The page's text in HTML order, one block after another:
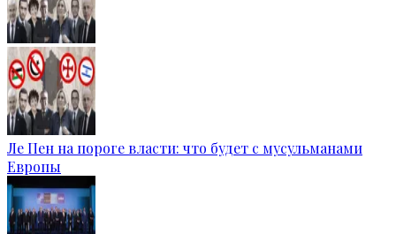
Ле Пен на пороге власти: что будет с мусульманами
Европы